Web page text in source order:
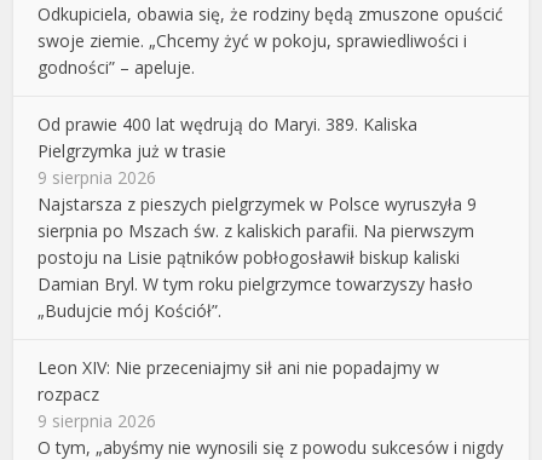
Odkupiciela, obawia się, że rodziny będą zmuszone opuścić
swoje ziemie. „Chcemy żyć w pokoju, sprawiedliwości i
godności” – apeluje.
Od prawie 400 lat wędrują do Maryi. 389. Kaliska
Pielgrzymka już w trasie
9 sierpnia 2026
Najstarsza z pieszych pielgrzymek w Polsce wyruszyła 9
sierpnia po Mszach św. z kaliskich parafii. Na pierwszym
postoju na Lisie pątników pobłogosławił biskup kaliski
Damian Bryl. W tym roku pielgrzymce towarzyszy hasło
„Budujcie mój Kościół”.
Leon XIV: Nie przeceniajmy sił ani nie popadajmy w
rozpacz
9 sierpnia 2026
O tym, „abyśmy nie wynosili się z powodu sukcesów i nigdy